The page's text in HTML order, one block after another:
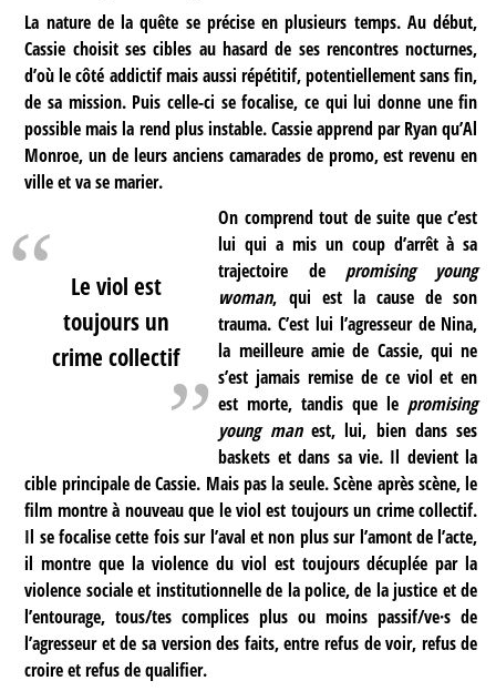
La nature de la quête se précise en plusieurs temps. Au début,
Cassie choisit ses cibles au hasard de ses rencontres nocturnes,
d’où le côté addictif mais aussi répétitif, potentiellement sans fin,
de sa mission. Puis celle-ci se focalise, ce qui lui donne une fin
possible mais la rend plus instable. Cassie apprend par Ryan qu’Al
Monroe, un de leurs anciens camarades de promo, est revenu en
ville et va se marier.
Le viol est
toujours un
crime collectif
On comprend tout de suite que c’est
lui qui a mis un coup d’arrêt à sa
trajectoire de promising young
woman, qui est la cause de son
trauma. C’est lui l’agresseur de Nina,
la meilleure amie de Cassie, qui ne
s’est jamais remise de ce viol et en
est morte, tandis que le promising
young manest, lui, bien dans ses
baskets et dans sa vie. Il devient la
cible principale de Cassie. Mais pas la seule. Scène après scène, le
film montre à nouveau que le viol est toujours un crime collectif.
Il se focalise cette fois sur l’aval et non plus sur l’amont de l’acte,
il montre que la violence du viol est toujours décuplée par la
violence sociale et institutionnelle de la police, de la justice et de
l’entourage, tous/tes complices plus ou moins passif/ve·s de
l’agresseur et de sa version des faits, entre refus de voir, refus de
croire et refus de qualifier.